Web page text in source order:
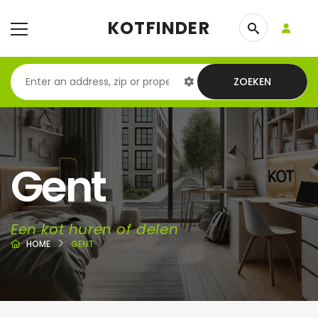
KOTFINDER
ZOEKEN
Gent
Een kot huren of delen
HOME GENT